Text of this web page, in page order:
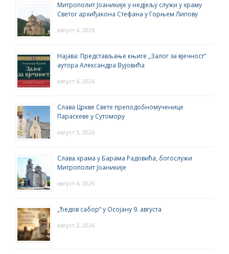
Митрополит Јоаникије у недјељу служи у храму
Светог архиђакона Стефана у Горњем Липову
август 6, 2026
Најава: Представљање књиге „Залог за вјечност“
аутора Александра Вујовића
август 6, 2026
Слава Цркве Свете преподобномученице
Параскеве у Сутомору
август 5, 2026
Слава храма у Барама Радовића, богослужи
Митрополит Јоаникије
август 4, 2026
„Ђедов сабор“ у Осојану 9. августа
август 2, 2026